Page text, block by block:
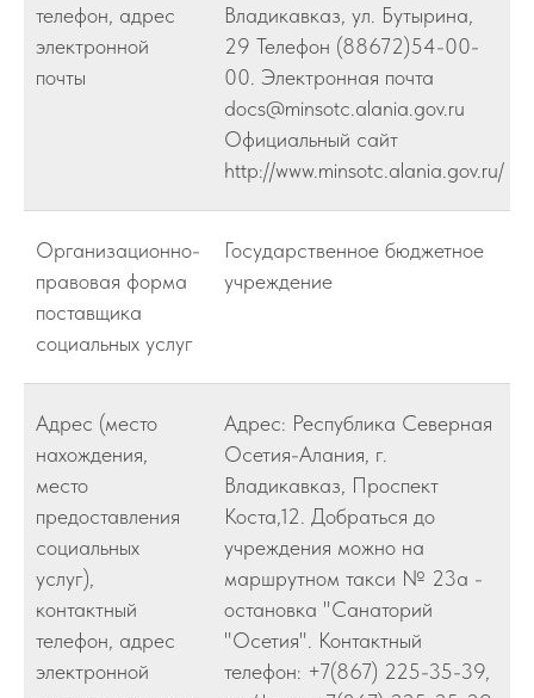
телефон, адрес
электронной
почты
Владикавказ, ул. Бутырина,
29 Телефон (88672)54-00-
00. Электронная почта
docs@minsotc.alania.gov.ru
Официальный сайт
http://www.minsotc.alania.gov.ru/
Организационно-
правовая форма
поставщика
социальных услуг
Государственное бюджетное
учреждение
Адрес (место
нахождения,
место
предоставления
социальных
услуг),
контактный
телефон, адрес
электронной
Адрес: Республика Северная
Осетия-Алания, г.
Владикавказ, Проспект
Коста,12. Добраться до
учреждения можно на
маршрутном такси № 23а -
остановка "Санаторий
"Осетия". Контактный
телефон: +7(867) 225-35-39,